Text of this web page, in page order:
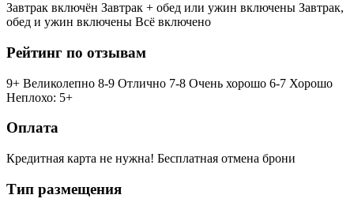
Завтрак включён Завтрак + обед или ужин включены Завтрак,
обед и ужин включены Всё включено
Рейтинг по отзывам
9+ Великолепно 8-9 Отлично 7-8 Очень хорошо 6-7 Хорошо
Неплохо: 5+
Оплата
Кредитная карта не нужна! Бесплатная отмена брони
Тип размещения